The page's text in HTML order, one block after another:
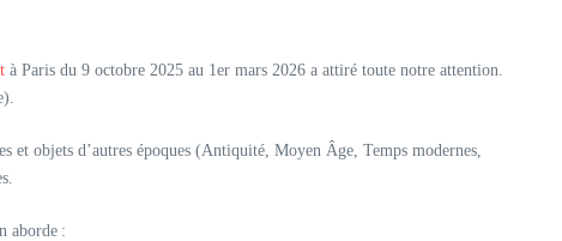
à Paris du 9 octobre 2025 au 1er mars 2026 a attiré toute notre attention.
objets d’autres époques (Antiquité, Moyen Âge, Temps modernes,
aborde :